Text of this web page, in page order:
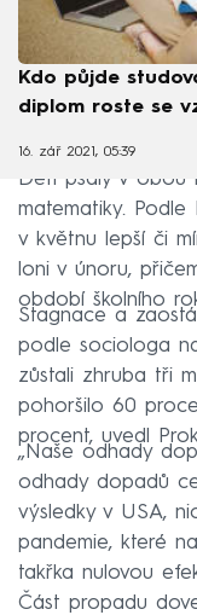
Kdo půjde
diplom roste se
16. zář 2021, 05:39
Děti psaly v obou
matematiky.
v květnu lepší či
loni v únoru,
období školního
Stagnace a
podle sociologa
zůstali zhruba tři
pohoršilo 60
procent, uvedl
„Naše odhady
odhady dopadů
výsledky v USA,
pandemie, které
takřka nulovou
Část propadu